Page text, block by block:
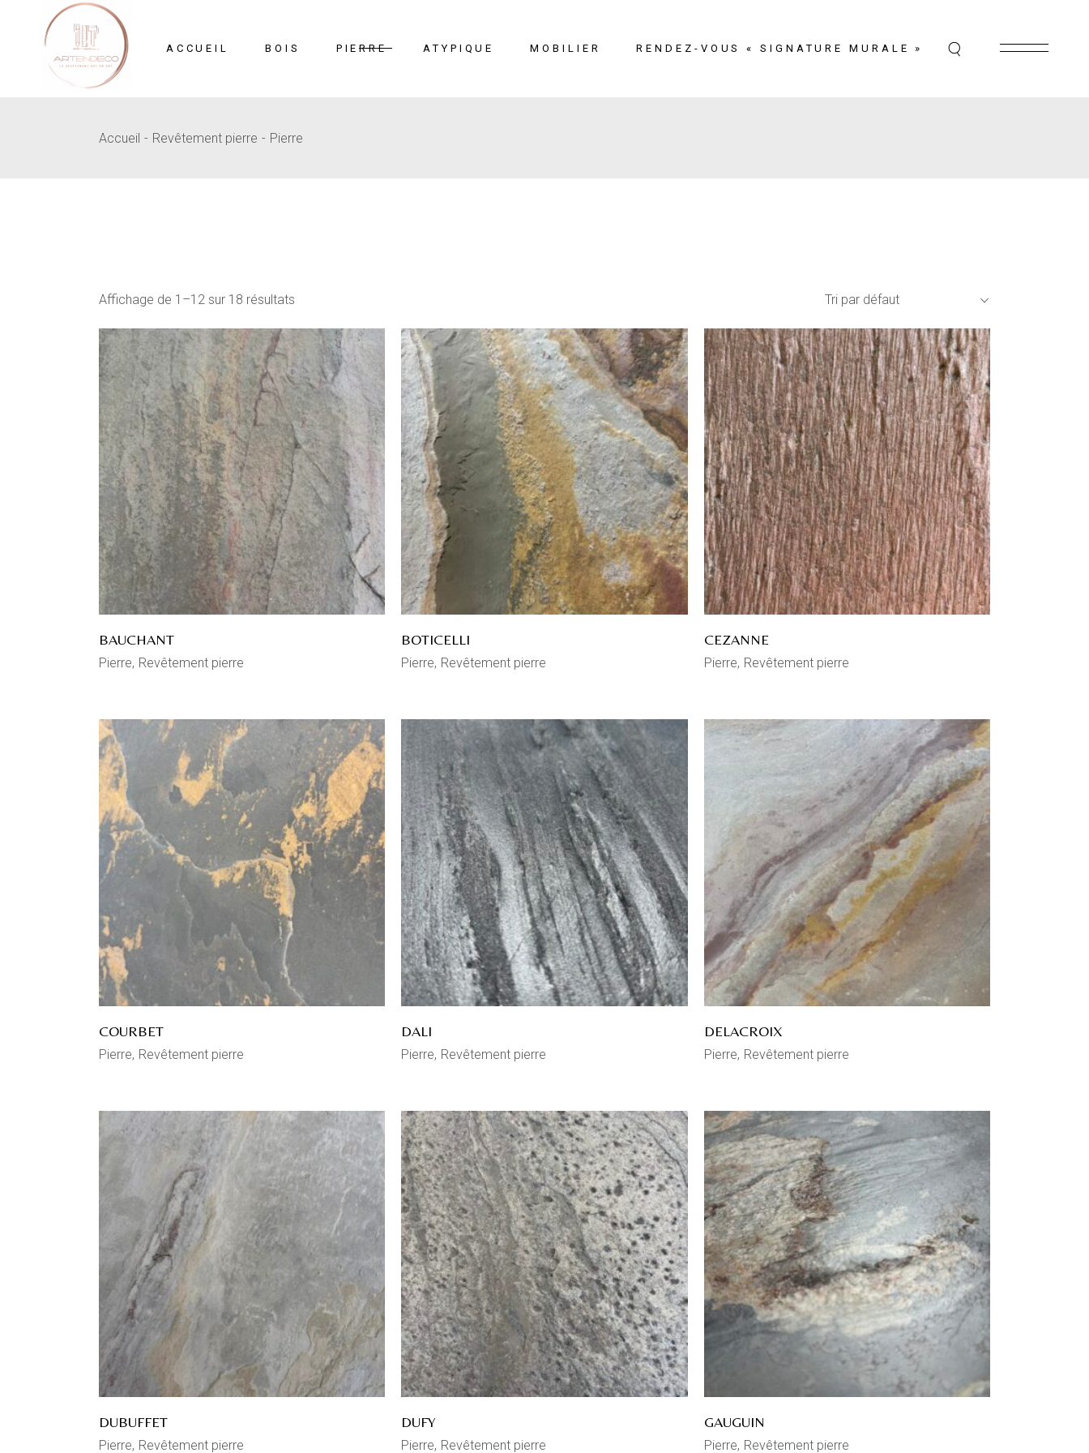
ACCUEIL BOIS
Mosaïque
PIERRE ATYPIQUE MOBILIER RENDEZ-VOUS « SIGNATURE MURALE »
Accueil Revêtement pierre Pierre
Affichage de 1–12 sur 18 résultats Tri par défaut
BAUCHANT
Pierre Revêtement pierre
BOTICELLI
Pierre Revêtement pierre
CEZANNE
Pierre Revêtement pierre
COURBET
Pierre Revêtement pierre
DALI
Pierre Revêtement pierre
DELACROIX
Pierre Revêtement pierre
DUBUFFET
Pierre Revêtement pierre
DUFY
Pierre Revêtement pierre
GAUGUIN
Pierre Revêtement pierre